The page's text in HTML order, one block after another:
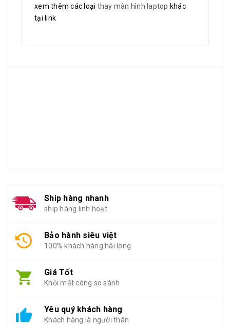
xem thêm các loại thay màn hình laptop khác
tại link
Ship hàng nhanh
ship hàng linh hoạt
Bảo hành siêu việt
100% khách hàng hài lòng
Giá Tốt
Khỏi mất công so sánh
Yêu quý khách hàng
Khách hàng là người thân